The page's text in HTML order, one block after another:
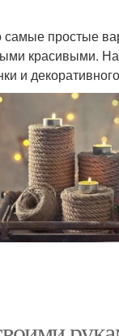
самые простые
красивыми.
и